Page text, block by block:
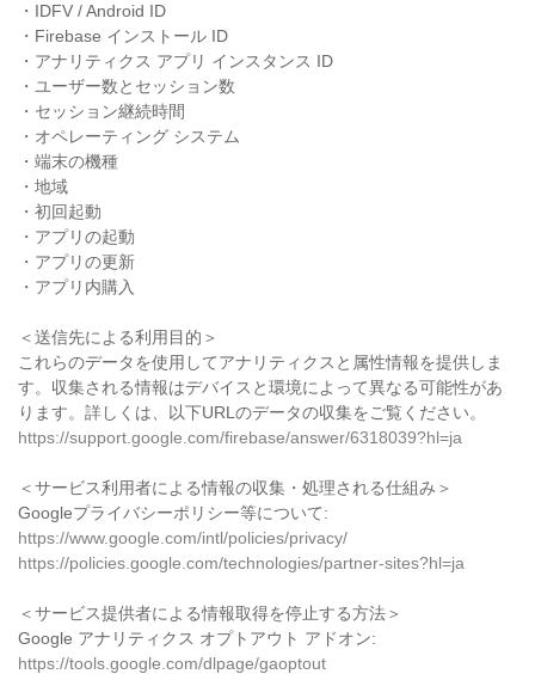
・IDFV / Android ID
・Firebase インストール ID
・アナリティクス アプリ インスタンス ID
・ユーザー数とセッション数
・セッション継続時間
・オペレーティング システム
・端末の機種
・地域
・初回起動
・アプリの起動
・アプリの更新
・アプリ内購入
＜送信先による利用目的＞
これらのデータを使用してアナリティクスと属性情報を提供しま
す。収集される情報はデバイスと環境によって異なる可能性があ
ります。詳しくは、以下URLのデータの収集をご覧ください。
https://support.google.com/firebase/answer/6318039?hl=ja
＜サービス利用者による情報の収集・処理される仕組み＞
Googleプライバシーポリシー等について:
https://www.google.com/intl/policies/privacy/
https://policies.google.com/technologies/partner-sites?hl=ja
＜サービス提供者による情報取得を停止する方法＞
Google アナリティクス オプトアウト アドオン:
https://tools.google.com/dlpage/gaoptout